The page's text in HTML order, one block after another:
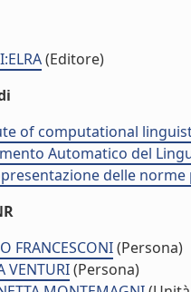
(Editore)
of computational
Automatico del
delle
FRANCESCONI(Persona)
VENTURI(Persona)